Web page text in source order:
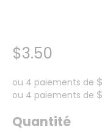
$3.50
ou 4 paiements de
ou 4 paiements de
Quantité